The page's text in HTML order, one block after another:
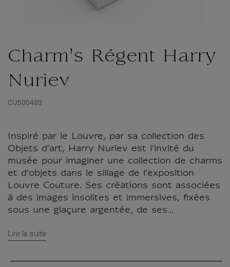
Charm's Régent Harry
Nuriev
CU500489
Inspiré par le Louvre, par sa collection des
Objets d'art, Harry Nuriev est l'invité du
musée pour imaginer une collection de charms
et d'objets dans le sillage de l'exposition
Louvre Couture. Ses créations sont associées
à des images insolites et immersives, fixées
sous une glaçure argentée, de ses...
Lire la suite